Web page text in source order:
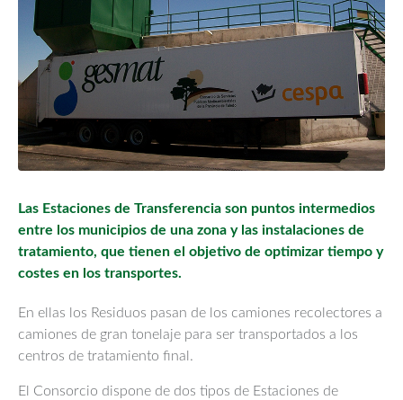
Las Estaciones de Transferencia son puntos intermedios
entre los municipios de una zona y las instalaciones de
tratamiento, que tienen el objetivo de optimizar tiempo y
costes en los transportes.
En ellas los Residuos pasan de los camiones recolectores a
camiones de gran tonelaje para ser transportados a los
centros de tratamiento final.
El Consorcio dispone de dos tipos de Estaciones de